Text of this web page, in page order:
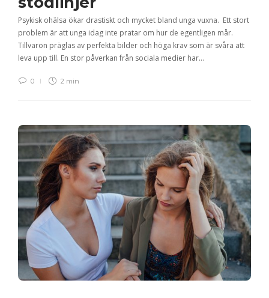
Psykisk ohälsa ökar drastiskt och mycket bland unga vuxna. Ett stort
problem är att unga idag inte pratar om hur de egentligen mår.
Tillvaron präglas av perfekta bilder och höga krav som är svåra att
leva upp till. En stor påverkan från sociala medier har…
0 2 min